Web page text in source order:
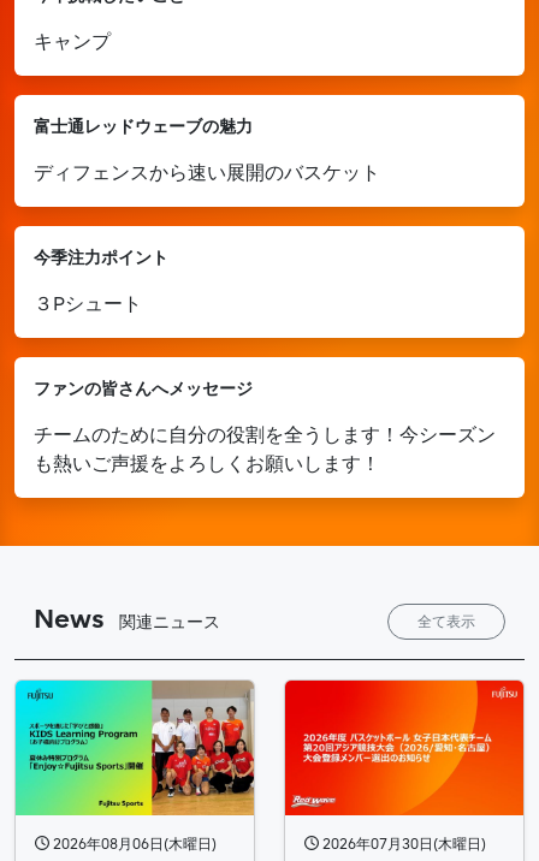
キャンプ
富士通レッドウェーブの魅力
ディフェンスから速い展開のバスケット
今季注力ポイント
３Pシュート
ファンの皆さんへメッセージ
チームのために自分の役割を全うします！今シーズン
も熱いご声援をよろしくお願いします！
News 関連ニュース 全て表示
2026年08月06日(木曜日) 2026年07月30日(木曜日)